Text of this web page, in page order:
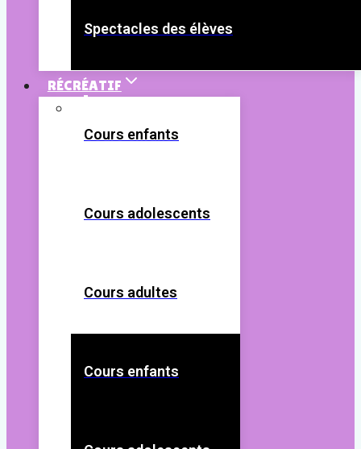
Spectacles des élèves
RÉCRÉATIF
Cours enfants
Cours adolescents
Cours adultes
Cours enfants